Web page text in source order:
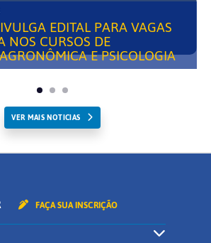
EDITAL PARA VAGAS
NOS CURSOS DE
E PSICOLOGIA
VER MAIS NOTICIAS
FAÇA SUA INSCRIÇÃO